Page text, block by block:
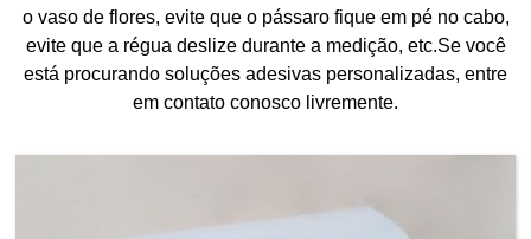
o vaso de flores, evite que o pássaro fique em pé no cabo,
evite que a régua deslize durante a medição, etc.Se você
está procurando soluções adesivas personalizadas, entre
em contato conosco livremente.